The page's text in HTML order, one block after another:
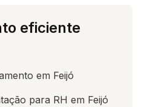
eficiente
em Feijó
para RH em Feijó